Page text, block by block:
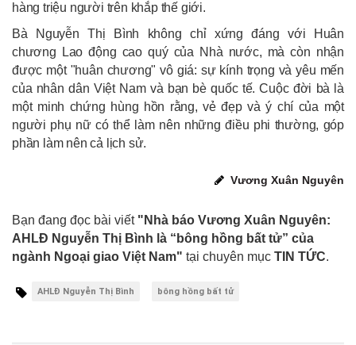
hàng triệu người trên khắp thế giới.
Bà Nguyễn Thị Bình không chỉ xứng đáng với Huân
chương Lao động cao quý của Nhà nước, mà còn nhận
được một "huân chương" vô giá: sự kính trọng và yêu mến
của nhân dân Việt Nam và bạn bè quốc tế. Cuộc đời bà là
một minh chứng hùng hồn rằng, vẻ đẹp và ý chí của một
người phụ nữ có thể làm nên những điều phi thường, góp
phần làm nên cả lịch sử.
Vương Xuân Nguyên
Bạn đang đọc bài viết "Nhà báo Vương Xuân Nguyên:
AHLĐ Nguyễn Thị Bình là “bông hồng bất tử” của
ngành Ngoại giao Việt Nam" tại chuyên mục TIN TỨC.
AHLĐ Nguyễn Thị Bình bông hồng bất tử